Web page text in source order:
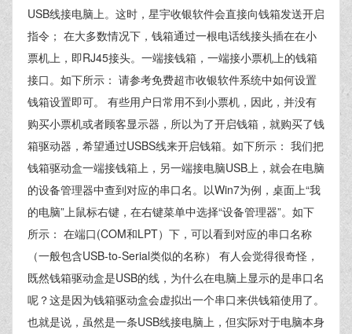
USB线接电脑上。这时，星宇收银软件会直接向钱箱发送开启
指令； 在大多数情况下，钱箱通过一根电话线接头插在在小
票机上，即RJ45接头。一端接钱箱，一端接小票机上的钱箱
接口。如下所示： 请参考免费超市收银软件系统中如何设置
钱箱设置即可。 有些用户日常用不到小票机，因此，并没有
购买小票机或者顾客显示器，所以为了开启钱箱，就购买了钱
箱驱动器，希望通过USBS线来开启钱箱。如下所示： 我们把
钱箱驱动盒一端接钱箱上，另一端接电脑USB上，就会在电脑
的设备管理器中查到对应的串口名。以Win7为例，桌面上“我
的电脑”上鼠标右键，在右键菜单中选择“设备管理器”。如下
所示： 在端口(COM和LPT）下，可以看到对应的串口名称
（一般包含USB-to-Serial类似的名称） 有人会觉得很奇怪，
既然钱箱驱动盒是USB的线，为什么在电脑上显示的是串口名
呢？这是因为钱箱驱动盒会虚拟出一个串口来供钱箱使用了。
也就是说，虽然是一条USB线接电脑上，但实际对于电脑本身